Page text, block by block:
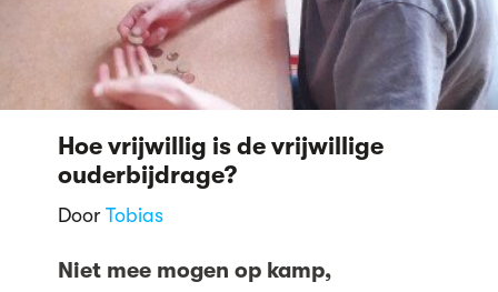
Hoe vrijwillig is de vrijwillige
ouderbijdrage?
Door Tobias
Niet mee mogen op kamp,